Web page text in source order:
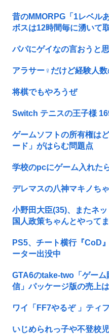
昔のMMORPG「1レベル
ボスは12時間毎に湧いて
パパにゲイなの言おうと
アラサー♀だけど経験人数
将棋でもやろうぜ
Switch テニスの王子様
ゲームソフトの所有権は
ード」がはらむ問題点
学校のpcにゲーム入れた
デレマスの八神マキノち
小野田大臣(35)、またネ
国人政策ちゃんとやって
PS5、チート横行『CoD
ーター出没中
GTA6のtake-two「ゲーム
信」パッケージ版の売上
ワイ「FF7やるぞ 」ティ
いじめられっ子や不登校